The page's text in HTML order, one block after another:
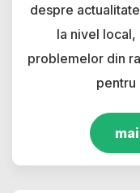
despre
la nivel local,
problemelor din
pentru